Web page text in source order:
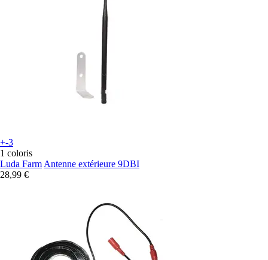
+-3
1 coloris
Luda Farm Antenne extérieure 9DBI
28,99 €